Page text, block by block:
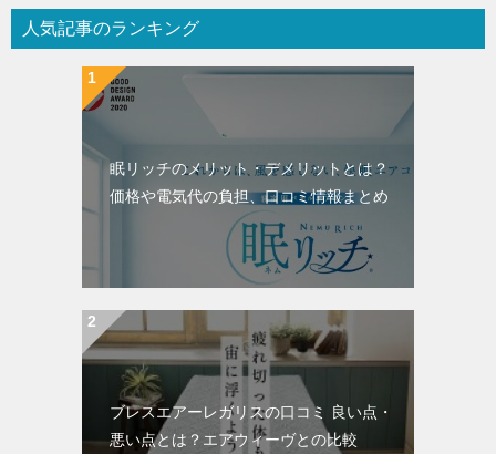
人気記事のランキング
眠リッチのメリット・デメリットとは？
価格や電気代の負担、口コミ情報まとめ
ブレスエアーレガリスの口コミ 良い点・
悪い点とは？エアウィーヴとの比較